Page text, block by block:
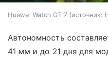
Huawei Watch GT 7 источник:
Автономность
41 мм и до 21 дня для